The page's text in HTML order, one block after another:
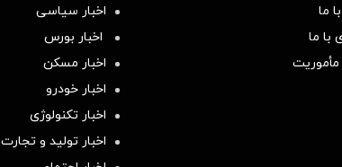
ما
با ما
مأموریت
اخبار سیاسی
اخبار بورس
اخبار مسکن
اخبار خودرو
اخبار تکنولوژی
اخبار تولید و تجارت